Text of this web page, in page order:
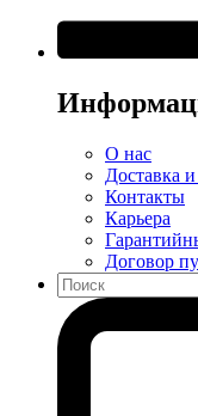
О нас
Доставка
Контакты
Карьера
Договор